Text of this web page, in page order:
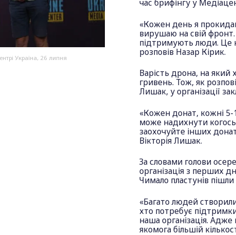
Україна, 26 липня
час брифінгу у
«Кожен день я
вирушаю на свій
підтримують люди. Це
розповів Назар Кірик.
Варість дрона, на
гривень. Тож, як
Лишак, у організації
«Кожен донат, кожні 5-
може надихнути
заохочуйте інших
Вікторія Лишак.
За словами голови
організація з перших
Чимало пластунів
«Багато людей
хто потребує
наша організація.
якомога більшій